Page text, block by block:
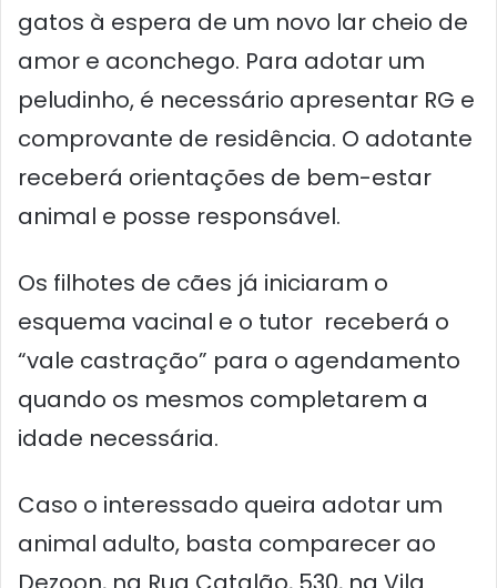
gatos à espera de um novo lar cheio de
amor e aconchego. Para adotar um
peludinho, é necessário apresentar RG e
comprovante de residência. O adotante
receberá orientações de bem-estar
animal e posse responsável.
Os filhotes de cães já iniciaram o
esquema vacinal e o tutor receberá o
“vale castração” para o agendamento
quando os mesmos completarem a
idade necessária.
Caso o interessado queira adotar um
animal adulto, basta comparecer ao